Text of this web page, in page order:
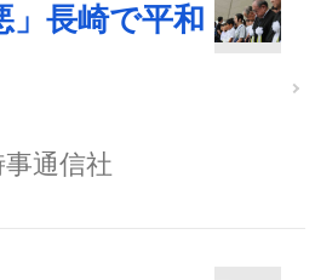
」長崎で平和
事通信社